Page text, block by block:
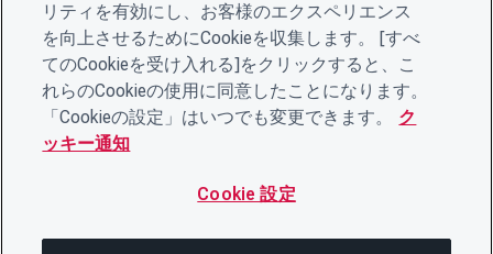
リティを有効にし、お客様のエクスペリエンス
を向上させるためにCookieを収集します。 [すべ
てのCookieを受け入れる]をクリックすると、こ
れらのCookieの使用に同意したことになります。
「Cookieの設定」はいつでも変更できます。
ク
ッキー通知
Cookie 設定